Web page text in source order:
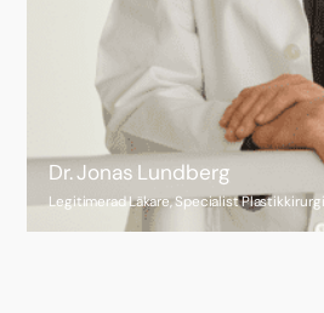
Dr. Jonas Lundberg
Legitimerad Läkare, Specialist